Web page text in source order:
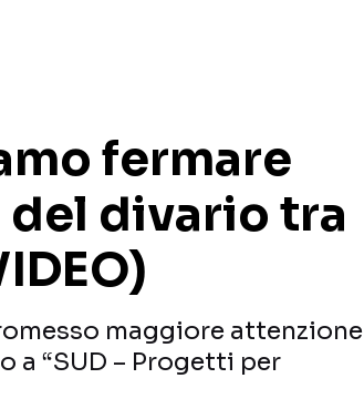
fermare
del divario tra
maggiore attenzione
a “SUD – Progetti per